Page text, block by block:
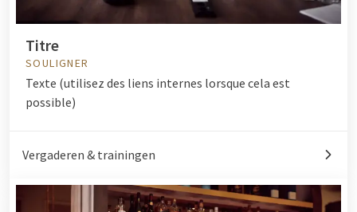
Titre
SOULIGNER
Texte (utilisez des liens internes lorsque cela est
possible)
Vergaderen & trainingen